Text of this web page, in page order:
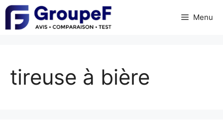
Skip
content
Menu
tireuse à bière